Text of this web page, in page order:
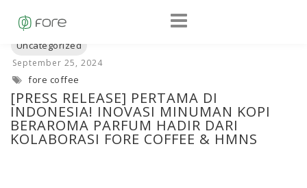
[PRESS RELEASE] PERTAMA DI
INDONESIA! INOVASI MINUMAN KOPI
BERAROMA PARFUM HADIR DARI
KOLABORASI FORE COFFEE & HMNS
fore coffee